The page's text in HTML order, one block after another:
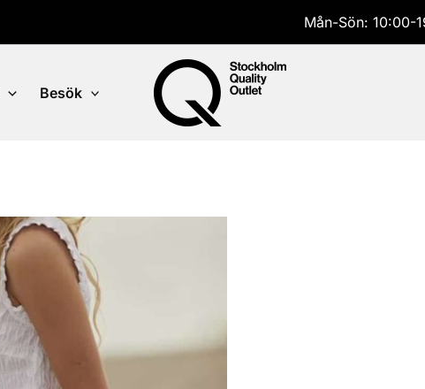
Mån-Sön: 10:00-
Besök